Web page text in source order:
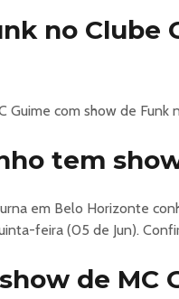
no Clube
Guime com show de Funk
tem
em Belo Horizonte
feira (05 de Jun).
de MC